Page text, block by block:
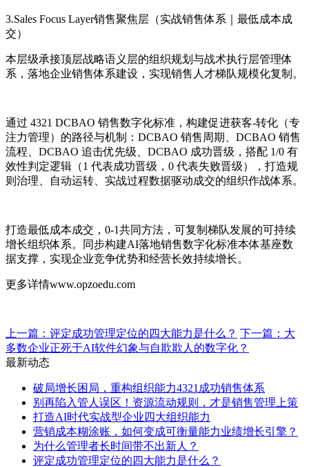
3.Sales Focus Layer销售聚焦层（实战销售体系｜最低成本成
交）
本层级承接顶层战略语义层的组织规划与战术执行层管理体
系，落地企业销售体系建设，实现销售人才梯队规模化复制。
通过 4321 DCBAO 销售数字化标准，构建促进获客-转化（专
注力管理）的路径与机制：DCBAO 销售周期、DCBAO 销售
流程、DCBAO 追击优先级、DCBAO 成功晋级，搭配 1/0 有
效性判定逻辑（1 代表成功晋级，0 代表失败晋级），打造规
则治理、自动运转、实战过程数据驱动成交的组织作战体系。
打造最低成本成交，0-1共同方法，可复制梯队发展的可持续
增长组织体系。同步构建AI落地销售数字化标准本体基座数
据支撑，实现企业竞争优势和经营长效持续增长。
更多详情www.opzoedu.com
上一篇： 评定成功管理定位的四大能力是什么？ 下一篇： 大
多数企业正死于AI软件幻象与自欺欺人的数字化？
最新动态
破局增长困局，重构组织能力4321成功销售体系
别再陷入管人误区！资源流动规则，才是销售管理上策
打造AI时代实战型企业四大组织能力
营销成本糊涂账，如何变成可衡量能力业绩增长引擎？
为什么管理者长时间带不出新人？
评定成功管理定位的四大能力是什么？